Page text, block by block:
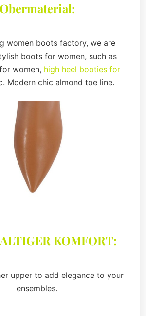
Obermaterial:
women boots factory, we are
boots for women, such as
women, high heel booties for
Modern chic almond toe line.
KOMFORT:
upper to add elegance to your
ensembles.